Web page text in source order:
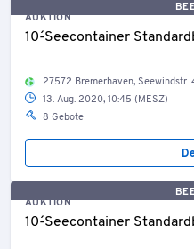
AUKTION
10´-Seecontainer
27572 Bremerhaven, Seewindstr. 4/
13. Aug. 2020, 10:45 (MESZ)
8 Gebote
AUKTION
10´-Seecontainer